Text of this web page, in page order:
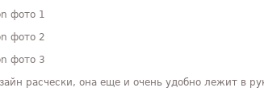
расчески, она еще и очень удобно лежит в